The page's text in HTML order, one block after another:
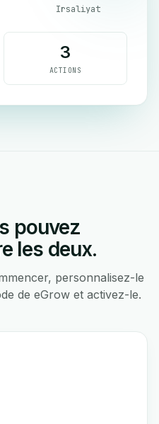
Irsaliyat
3
ACTIONS
pouvez
les deux.
personnalisez-le
de eGrow et activez-le.